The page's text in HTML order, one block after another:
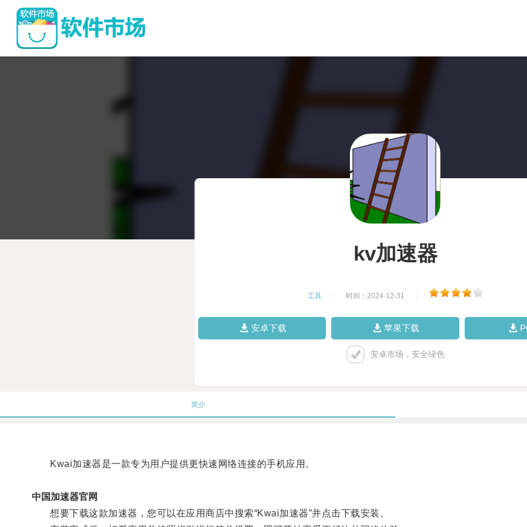
kv加速器
工具 时间：2024-12-31
安卓下载 苹果下载
安卓市场，安全绿色
简介
Kwai加速器是一款专为用户提供更快速网络连接的手机应用。
中国加速器官网
想要下载这款加速器，您可以在应用商店中搜索“Kwai加速器”并点击下载安装。